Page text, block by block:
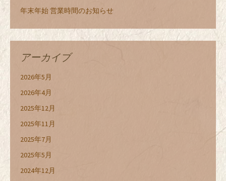
年末年始 営業時間のお知らせ
アーカイブ
2026年5月
2026年4月
2025年12月
2025年11月
2025年7月
2025年5月
2024年12月